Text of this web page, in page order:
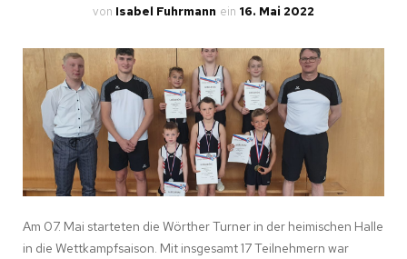
von Isabel Fuhrmann ein 16. Mai 2022
Am 07. Mai starteten die Wörther Turner in der heimischen Halle
in die Wettkampfsaison. Mit insgesamt 17 Teilnehmern war